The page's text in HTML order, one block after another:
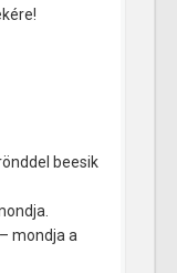
beesik
mondja a